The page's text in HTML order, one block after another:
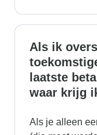
Als ik
laatste
waar krijg
Als je alleen